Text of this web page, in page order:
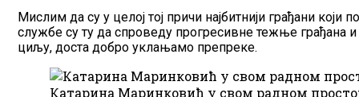
Мислим да су у целој тој причи најбитнији грађани
службе су ту да спроведу прогресивне тежње грађана
циљу, доста добро уклањамо препреке.
Катарина Маринковић у свом радном